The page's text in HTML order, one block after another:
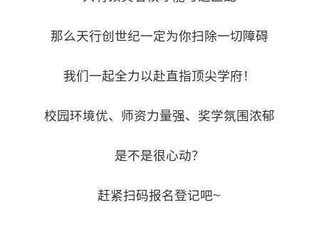
那么天行创世纪一定为你扫除一切障碍
我们一起全力以赴直指顶尖学府！
校园环境优、师资力量强、奖学氛围浓郁
是不是很心动？
赶紧扫码报名登记吧~